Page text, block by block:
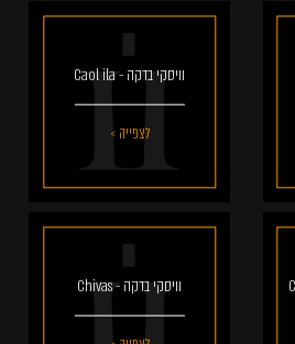
וויסקי בדקה - Caol ila
לצפייה >
וויסקי בדקה - Chivas